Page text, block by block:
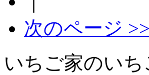
次のページ >>
いちご家のい